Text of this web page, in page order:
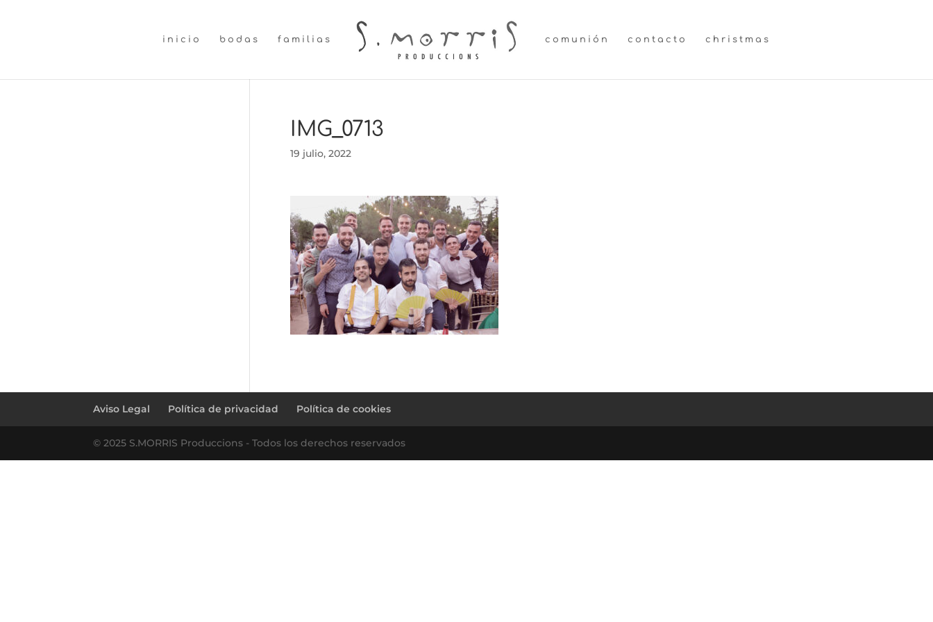
inicio bodas familias comunión contacto christmas
IMG_0713
19 julio, 2022
Aviso Legal Política de privacidad Política de cookies
© 2025 S.MORRIS Produccions - Todos los derechos reservados